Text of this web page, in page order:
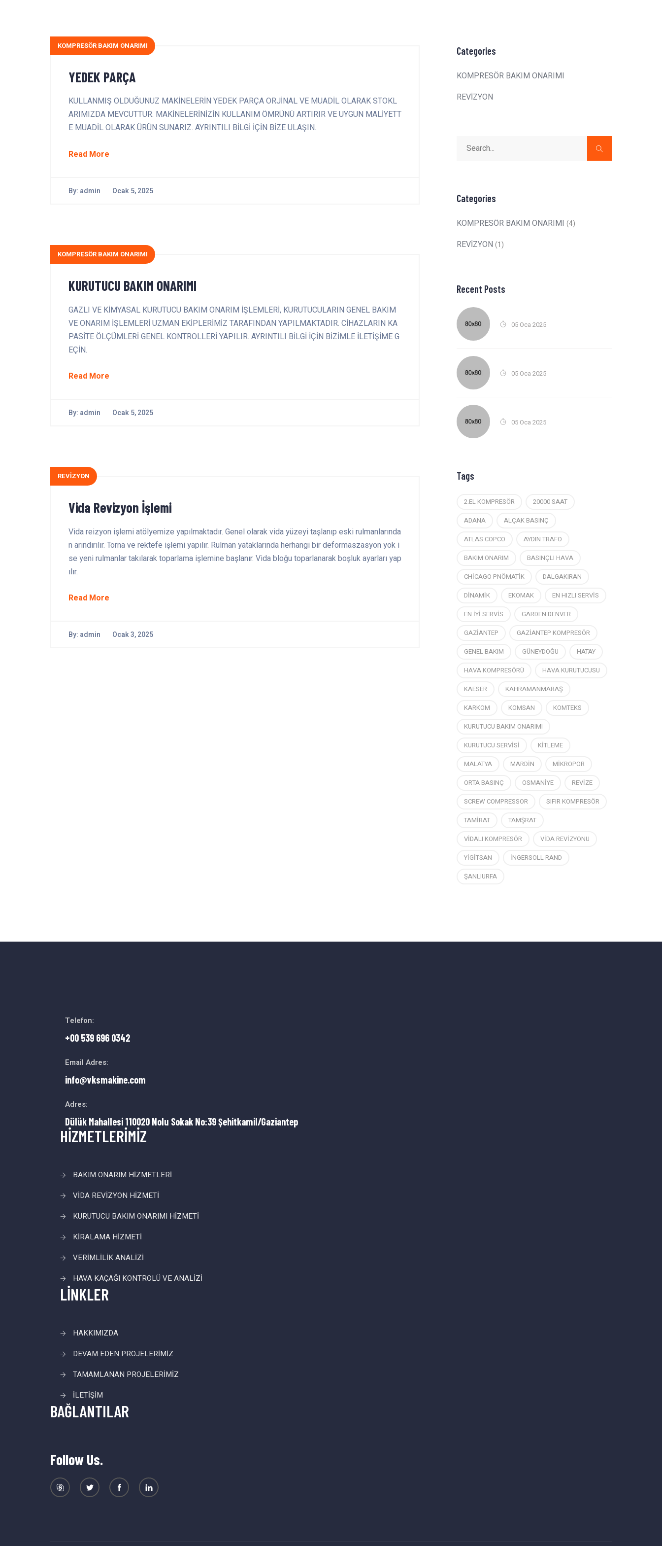
KOMPRESÖR BAKIM ONARIMI
YEDEK PARÇA
KULLANMIŞ OLDUĞUNUZ MAKİNELERİN YEDEK PARÇA ORJİNAL VE MUADİL OLARAK STOKL
ARIMIZDA MEVCUTTUR. MAKİNELERİNİZİN KULLANIM ÖMRÜNÜ ARTIRIR VE UYGUN MALİYETT
E MUADİL OLARAK ÜRÜN SUNARIZ. AYRINTILI BİLGİ İÇİN BİZE ULAŞIN.
Read More
By: admin Ocak 5, 2025
KOMPRESÖR BAKIM ONARIMI
KURUTUCU BAKIM ONARIMI
GAZLI VE KİMYASAL KURUTUCU BAKIM ONARIM İŞLEMLERİ, KURUTUCULARIN GENEL BAKIM
VE ONARIM İŞLEMLERİ UZMAN EKİPLERİMİZ TARAFINDAN YAPILMAKTADIR. CİHAZLARIN KA
PASİTE ÖLÇÜMLERİ GENEL KONTROLLERİ YAPILIR. AYRINTILI BİLGİ İÇİN BİZİMLE İLETİŞİME G
EÇİN.
Read More
By: admin Ocak 5, 2025
REVİZYON
Vida Revizyon İşlemi
Vida reizyon işlemi atölyemize yapılmaktadır. Genel olarak vida yüzeyi taşlanıp eski rulmanlarında
n arındırılır. Torna ve rektefe işlemi yapılır. Rulman yataklarında herhangi bir deformaszasyon yok i
se yeni rulmanlar takılarak toparlama işlemine başlanır. Vida bloğu toparlanarak boşluk ayarları yap
ılır.
Read More
By: admin Ocak 3, 2025
Categories
KOMPRESÖR BAKIM ONARIMI
REVİZYON
Categories
KOMPRESÖR BAKIM ONARIMI (4)
REVİZYON (1)
Recent Posts
05 Oca 2025
05 Oca 2025
05 Oca 2025
Tags
2.EL KOMPRESÖR
20000 SAAT
ADANA
ALÇAK BASINÇ
ATLAS COPCO
AYDIN TRAFO
BAKIM ONARIM
BASINÇLI HAVA
CHİCAGO PNÖMATİK
DALGAKIRAN
DİNAMİK
EKOMAK
EN HIZLI SERVİS
EN İYİ SERVİS
GARDEN DENVER
GAZİANTEP
GAZİANTEP KOMPRESÖR
GENEL BAKIM
GÜNEYDOĞU
HATAY
HAVA KOMPRESÖRÜ
HAVA KURUTUCUSU
KAESER
KAHRAMANMARAŞ
KARKOM
KOMSAN
KOMTEKS
KURUTUCU BAKIM ONARIMI
KURUTUCU SERVİSİ
KİTLEME
MALATYA
MARDİN
MİKROPOR
ORTA BASINÇ
OSMANİYE
REVİZE
SCREW COMPRESSOR
SIFIR KOMPRESÖR
TAMİRAT
TAMŞRAT
VİDALI KOMPRESÖR
VİDA REVİZYONU
YİGİTSAN
İNGERSOLL RAND
ŞANLIURFA
Telefon:
+00 539 696 0342
Email Adres:
info@vksmakine.com
Adres:
Dülük Mahallesi 110020 Nolu Sokak No:39 Şehitkamil/Gaziantep
HİZMETLERİMİZ
BAKIM ONARIM HİZMETLERİ
VİDA REVİZYON HİZMETİ
KURUTUCU BAKIM ONARIMI HİZMETİ
KİRALAMA HİZMETİ
VERİMLİLİK ANALİZİ
HAVA KAÇAĞI KONTROLÜ VE ANALİZİ
LİNKLER
HAKKIMIZDA
DEVAM EDEN PROJELERİMİZ
TAMAMLANAN PROJELERİMİZ
İLETİŞİM
BAĞLANTILAR
Follow Us.